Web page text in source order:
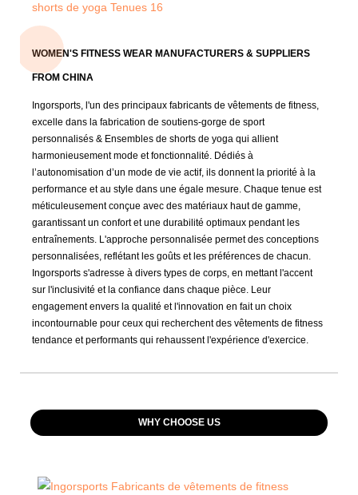
WOMEN'S FITNESS WEAR MANUFACTURERS & SUPPLIERS
FROM CHINA
Ingorsports, l'un des principaux fabricants de vêtements de fitness,
excelle dans la fabrication de soutiens-gorge de sport
personnalisés & Ensembles de shorts de yoga qui allient
harmonieusement mode et fonctionnalité. Dédiés à
l’autonomisation d’un mode de vie actif, ils donnent la priorité à la
performance et au style dans une égale mesure. Chaque tenue est
méticuleusement conçue avec des matériaux haut de gamme,
garantissant un confort et une durabilité optimaux pendant les
entraînements. L'approche personnalisée permet des conceptions
personnalisées, reflétant les goûts et les préférences de chacun.
Ingorsports s'adresse à divers types de corps, en mettant l'accent
sur l'inclusivité et la confiance dans chaque pièce. Leur
engagement envers la qualité et l'innovation en fait un choix
incontournable pour ceux qui recherchent des vêtements de fitness
tendance et performants qui rehaussent l'expérience d'exercice.
WHY CHOOSE US